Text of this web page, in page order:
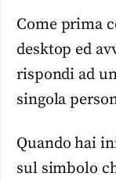
Come prima
desktop ed
rispondi ad
singola
Quando hai
sul simbolo